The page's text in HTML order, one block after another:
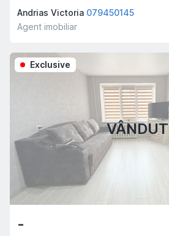
Andrias Victoria 079450145
Agent imobiliar
VÂNDUT
Exclusive
-